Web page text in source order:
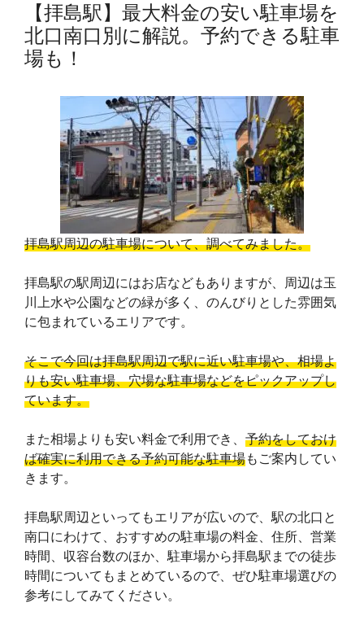
【拝島駅】最大料金の安い駐車場を
北口南口別に解説。予約できる駐車
場も！
拝島駅周辺の駐車場について、調べてみました。
拝島駅の駅周辺にはお店などもありますが、周辺は玉
川上水や公園などの緑が多く、のんびりとした雰囲気
に包まれているエリアです。
そこで今回は拝島駅周辺で駅に近い駐車場や、相場よ
りも安い駐車場、穴場な駐車場などをピックアップし
ています。
また相場よりも安い料金で利用でき、 予約をしておけ
ば確実に利用できる予約可能な駐車場もご案内してい
きます。
拝島駅周辺といってもエリアが広いので、駅の北口と
南口にわけて、おすすめの駐車場の料金、住所、営業
時間、収容台数のほか、駐車場から拝島駅までの徒歩
時間についてもまとめているので、ぜひ駐車場選びの
参考にしてみてください。